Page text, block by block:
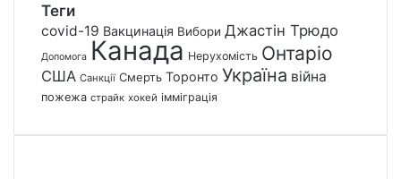
Теги
covid-19 Вакцинація Вибори Джастін Трюдо
Допомога Канада Нерухомість Онтаріо
США Санкції Смерть Торонто Україна війна
пожежа страйк хокей імміграція